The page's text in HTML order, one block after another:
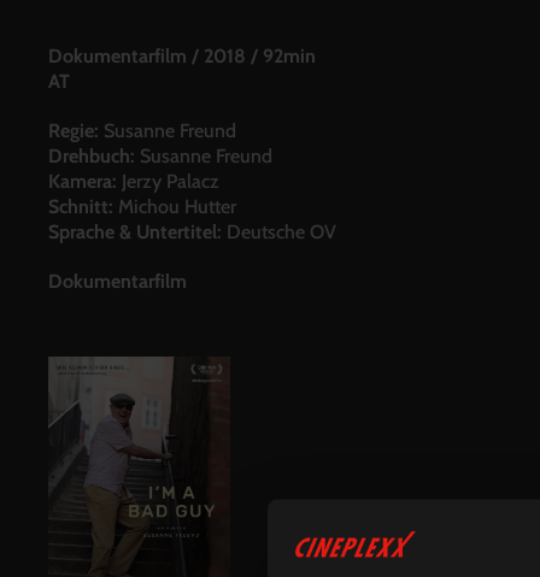
Dokumentarfilm / 2018 / 92min
AT
Regie: Susanne Freund
Drehbuch: Susanne Freund
Kamera: Jerzy Palacz
Schnitt: Michou Hutter
Sprache & Untertitel: Deutsche OV
Dokumentarfilm